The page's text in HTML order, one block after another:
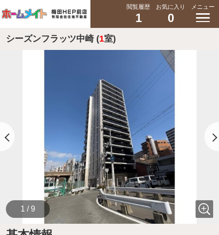
閲覧履歴
1
お気に入り
0
メニュー
シーズンフラッツ中崎 (1室)
1 / 9